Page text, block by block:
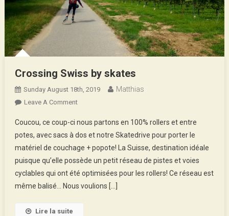
Crossing Swiss by skates
Sunday August 18th, 2019 Matthias
Leave A CommentOn
Swiss
By
Skates
Coucou, ce coup-ci nous partons en 100% rollers et entre
potes, avec sacs à dos et notre Skatedrive pour porter le
matériel de couchage + popote! La Suisse, destination idéale
puisque qu’elle possède un petit réseau de pistes et voies
cyclables qui ont été optimisées pour les rollers! Ce réseau est
même balisé… Nous voulions […]
Lire la suite